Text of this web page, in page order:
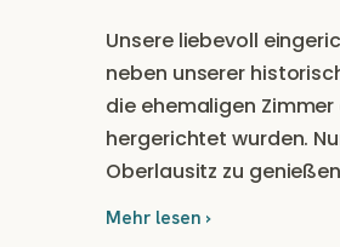
Unsere liebevoll
neben unserer
die ehemaligen
hergerichtet wurden.
Oberlausitz zu
Mehr lesen ›